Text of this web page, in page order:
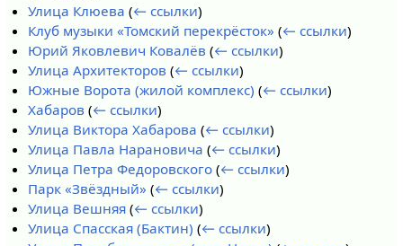
Улица Клюева (← ссылки)
Клуб музыки «Томский перекрёсток» (← ссылки)
Юрий Яковлевич Ковалёв (← ссылки)
Улица Архитекторов (← ссылки)
Южные Ворота (жилой комплекс) (← ссылки)
Хабаров (← ссылки)
Улица Виктора Хабарова (← ссылки)
Улица Павла Нарановича (← ссылки)
Улица Петра Федоровского (← ссылки)
Парк «Звёздный» (← ссылки)
Улица Вешняя (← ссылки)
Улица Спасская (Бактин) (← ссылки)